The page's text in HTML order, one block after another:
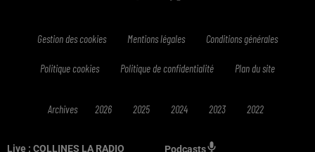
Live : COLLINES LA RADIO Podcasts
Gestion des cookies Mentions légales Conditions générales
Politique cookies Politique de confidentialité Plan du site
Archives 2026 2025 2024 2023 2022